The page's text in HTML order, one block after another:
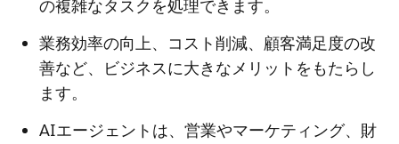
の複雑なタスクを処理できます。
業務効率の向上、コスト削減、顧客満足度の改
善など、ビジネスに大きなメリットをもたらし
ます。
AIエージェントは、営業やマーケティング、財